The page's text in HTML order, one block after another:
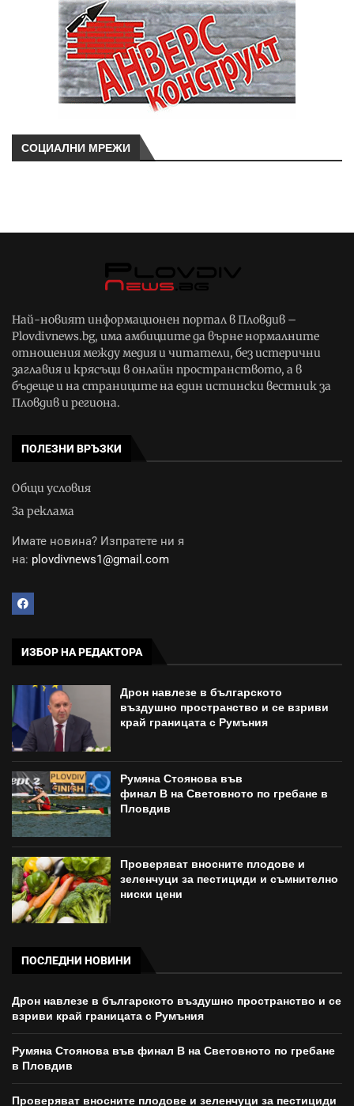
СОЦИАЛНИ МРЕЖИ
Най-новият информационен портал в Пловдив –
Plovdivnews.bg, има амбициите да върне нормалните
отношения между медия и читатели, без истерични
заглавия и крясъци в онлайн пространството, а в
бъдеще и на страниците на един истински вестник за
Пловдив и региона.
ПОЛЕЗНИ ВРЪЗКИ
Общи условия
За реклама
Имате новина? Изпратете ни я
на: plovdivnews1@gmail.com
ИЗБОР НА РЕДАКТОРА
Дрон навлезе в българското
въздушно пространство и се взриви
край границата с Румъния
Румяна Стоянова във
финал B на Световното по гребане в
Пловдив
Проверяват вносните плодове и
зеленчуци за пестициди и съмнително
ниски цени
ПОСЛЕДНИ НОВИНИ
Дрон навлезе в българското въздушно пространство и се
взриви край границата с Румъния
Румяна Стоянова във финал B на Световното по гребане
в Пловдив
Проверяват вносните плодове и зеленчуци за пестициди